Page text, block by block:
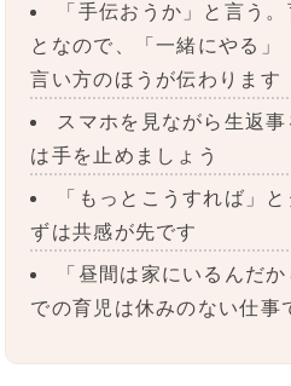
「手伝おうか」と言う
となので、「一緒にやる」
言い方のほうが伝わります
スマホを見ながら生返
は手を止めましょう
「もっとこうすれば」
ずは共感が先です
「昼間は家にいるんだ
での育児は休みのない仕事